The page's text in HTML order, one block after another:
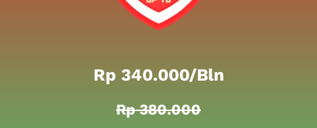
Rp 340.000/bln
Rp 380.000